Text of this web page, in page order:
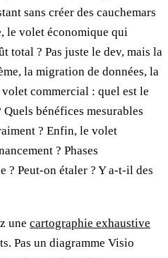
sans créer des cauchemars
le volet économique qui
total ? Pas juste le dev, mais la
la migration de données, la
commercial : quel est le
bénéfices mesurables
? Enfin, le volet
? Phases
? Peut-on étaler ? Y a-t-il des
une cartographie exhaustive
Pas un diagramme Visio